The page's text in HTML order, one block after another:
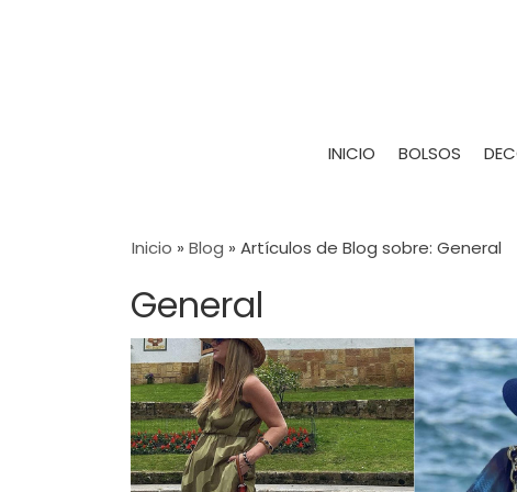
INICIO BOLSOS
Inicio » Blog » Artículos de Blog sobre: General
General